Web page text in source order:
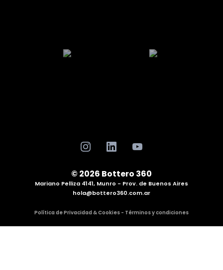
© 2026 Bottero 360
Mariano Pelliza 4141, Munro - Prov. de Buenos Aires
hola@bottero360.com.ar
Política de Privacidad & Cookies - Términos y condiciones